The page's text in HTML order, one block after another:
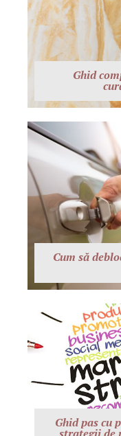
Ghid
Cum să
Ghid pas cu